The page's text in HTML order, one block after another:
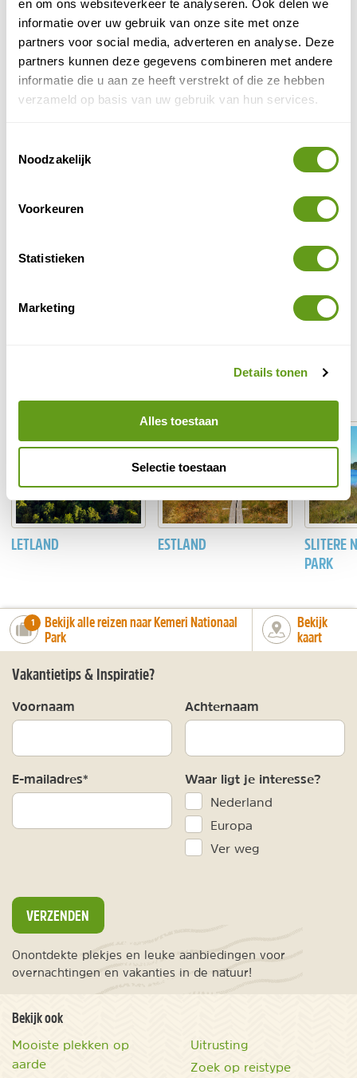
en om ons websiteverkeer te analyseren. Ook delen we
informatie over uw gebruik van onze site met onze
partners voor social media, adverteren en analyse. Deze
partners kunnen deze gegevens combineren met andere
informatie die u aan ze heeft verstrekt of die ze hebben
verzameld op basis van uw gebruik van hun services.
Noodzakelijk
Voorkeuren
Statistieken
Marketing
Details tonen
Alles toestaan
Selectie toestaan
afkomstige) konikpaarden en heckrunderen. De dieren
hebben zich inmiddels aan het Letse klimaat
aangepast, waardoor hun aantallen zijn toegenomen
tot meer dan 70 paarden en ongeveer 40 runderen.
(Auteur: Fokko Erhart,Wildernisfoto.nl )
Meer tips
LETLAND ESTLAND
SLITERE
PARK
number_of_trips:
1
Bekijk alle reizen naar Kemeri Nationaal
Park
Bekijk
kaart
Vakantietips & Inspiratie?
Voornaam Achternaam
E-mailadres* Waar ligt je interesse?
Nederland
Europa
Ver weg
VERZENDEN
Onontdekte plekjes en leuke aanbiedingen voor
overnachtingen en vakanties in de natuur!
Bekijk ook
Mooiste plekken op
aarde
Uitrusting
Zoek op reistype